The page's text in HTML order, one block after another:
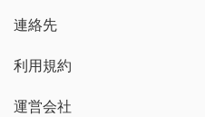
連絡先
利用規約
運営会社